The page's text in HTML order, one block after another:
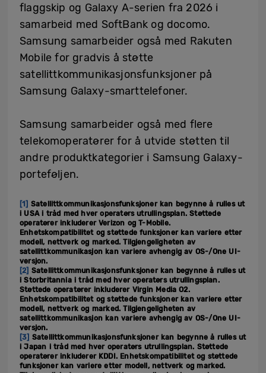
flaggskip og Galaxy A-serien fra 2026 i
samarbeid med SoftBank og docomo.
Samsung samarbeider også med Rakuten
Mobile for gradvis å støtte
satellittkommunikasjonsfunksjoner på
Samsung Galaxy-smarttelefoner.
Samsung samarbeider også med flere
telekomoperatører for å utvide støtten til
andre produktkategorier i Samsung Galaxy-
porteføljen.
[1] Satellittkommunikasjonsfunksjoner kan begynne å rulles ut
i USA i tråd med hver operatørs utrullingsplan. Støttede
operatører inkluderer Verizon og T-Mobile.
Enhetskompatibilitet og støttede funksjoner kan variere etter
modell, nettverk og marked. Tilgjengeligheten av
satellittkommunikasjon kan variere avhengig av OS-/One UI-
versjon.
[2] Satellittkommunikasjonsfunksjoner kan begynne å rulles ut
i Storbritannia i tråd med hver operatørs utrullingsplan.
Støttede operatører inkluderer Virgin Media O2.
Enhetskompatibilitet og støttede funksjoner kan variere etter
modell, nettverk og marked. Tilgjengeligheten av
satellittkommunikasjon kan variere avhengig av OS-/One UI-
versjon.
[3] Satellittkommunikasjonsfunksjoner kan begynne å rulles ut
i Japan i tråd med hver operatørs utrullingsplan. Støttede
operatører inkluderer KDDI. Enhetskompatibilitet og støttede
funksjoner kan variere etter modell, nettverk og marked.